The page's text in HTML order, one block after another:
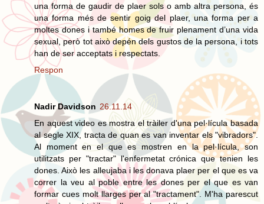
una forma de gaudir de plaer sols o amb altra persona, és
una forma més de sentir goig del plaer, una forma per a
moltes dones i també homes de fruir plenament d’una vida
sexual, però tot això depén dels gustos de la persona, i tots
han de ser acceptats i respectats.
Respon
Nadir Davidson 26.11.14
En aquest video es mostra el tràiler d'una pel·lícula basada
al segle XIX, tracta de quan es van inventar els "vibradors".
Al moment en el que es mostren en la pel·lícula, son
utilitzats per "tractar" l'enfermetat crónica que tenien les
dones. Això les alleujaba i les donava plaer per el que es va
correr la veu al poble entre les dones per el que es van
formar cues molt llarges per al "tractament". M'ha parescut